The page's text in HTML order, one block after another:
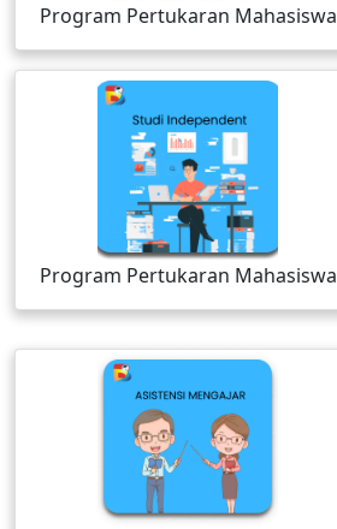
Program Pertukaran Mahasiswa
Program Pertukaran Mahasiswa